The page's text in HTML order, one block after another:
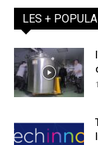
LES +